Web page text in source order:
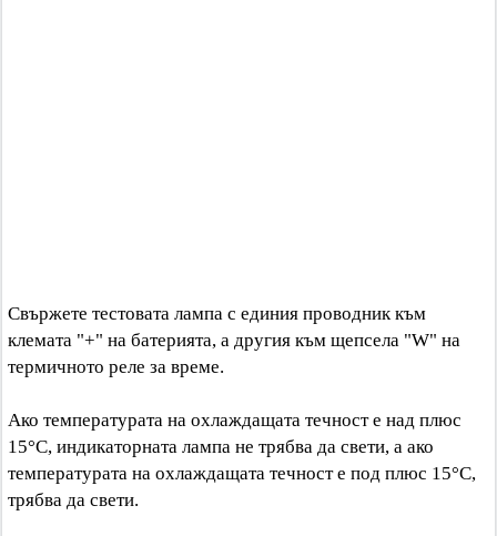
Свържете тестовата лампа с единия проводник към
клемата "+" на батерията, а другия към щепсела "W" на
термичното реле за време.
Ако температурата на охлаждащата течност е над плюс
15°C, индикаторната лампа не трябва да свети, а ако
температурата на охлаждащата течност е под плюс 15°C,
трябва да свети.